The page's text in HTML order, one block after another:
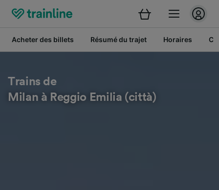
Acheter des billets Résumé du trajet Horaires
Trains de
Milan à Reggio Emilia (città)